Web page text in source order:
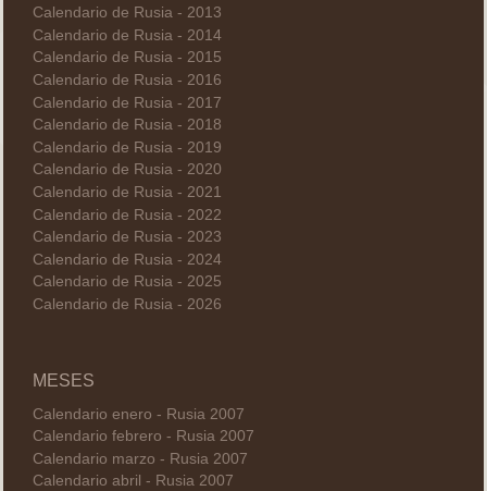
Calendario de Rusia - 2013
Calendario de Rusia - 2014
Calendario de Rusia - 2015
Calendario de Rusia - 2016
Calendario de Rusia - 2017
Calendario de Rusia - 2018
Calendario de Rusia - 2019
Calendario de Rusia - 2020
Calendario de Rusia - 2021
Calendario de Rusia - 2022
Calendario de Rusia - 2023
Calendario de Rusia - 2024
Calendario de Rusia - 2025
Calendario de Rusia - 2026
MESES
Calendario enero - Rusia 2007
Calendario febrero - Rusia 2007
Calendario marzo - Rusia 2007
Calendario abril - Rusia 2007